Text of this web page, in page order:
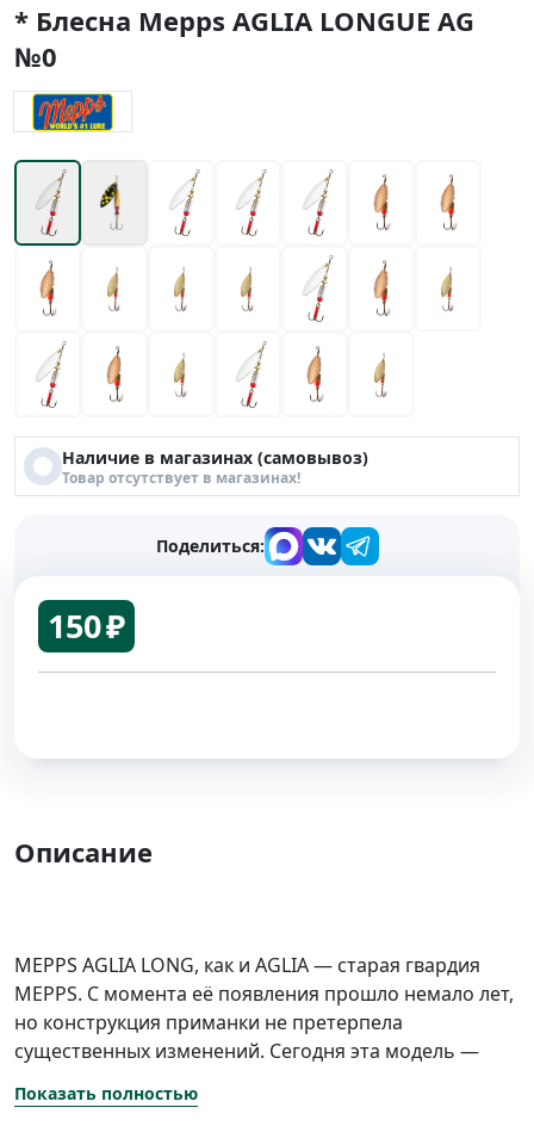
* Блесна Mepps AGLIA LONGUE AG
№0
Наличие в магазинах (самовывоз)
Товар отсутствует в магазинах!
Поделиться:
150 ₽
Описание
MEPPS AGLIA LONG, как и AGLIA — старая гвардия
MEPPS. С момента её появления прошло немало лет,
но конструкция приманки не претерпела
существенных изменений. Сегодня эта модель —
Показать полностью